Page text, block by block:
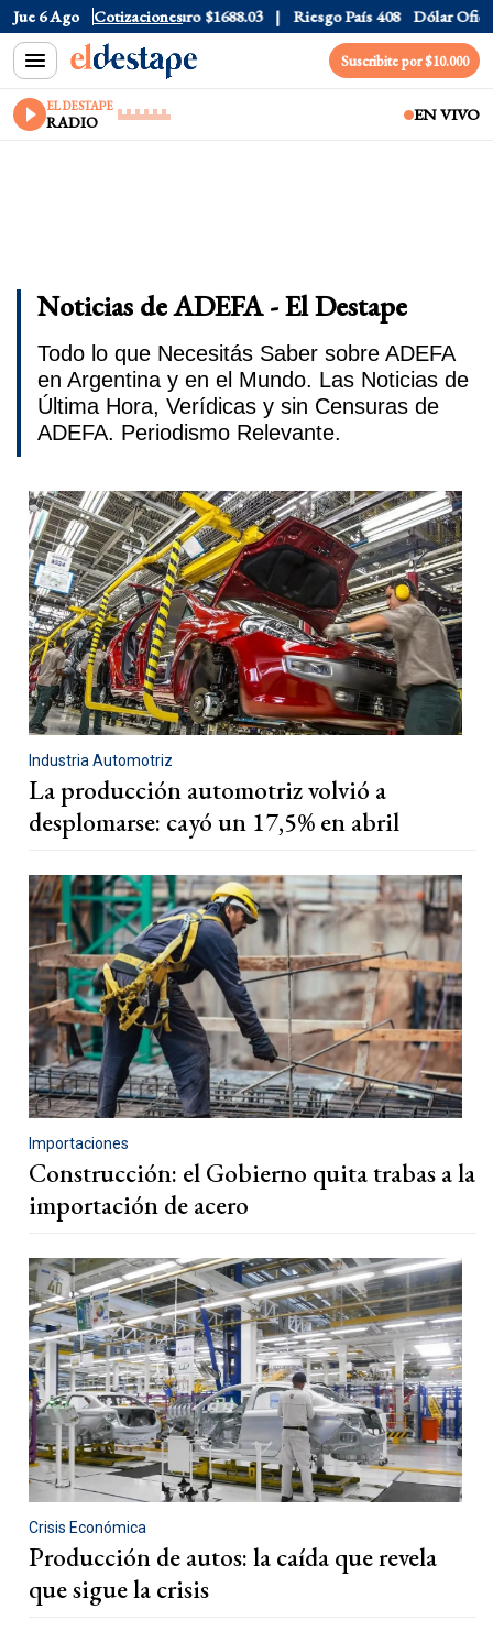
Jue 6 Ago Cotizaciones
CCL $1577.3 Euro $1688.03 Riesgo País 408 Dólar Oficial
Suscribite por $10.000
EL DESTAPE
RADIO EN VIVO
Noticias de ADEFA - El Destape
Todo lo que Necesitás Saber sobre ADEFA
en Argentina y en el Mundo. Las Noticias de
Última Hora, Verídicas y sin Censuras de
ADEFA. Periodismo Relevante.
Industria Automotriz
La producción automotriz volvió a
desplomarse: cayó un 17,5% en abril
Importaciones
Construcción: el Gobierno quita trabas a la
importación de acero
Crisis Económica
Producción de autos: la caída que revela
que sigue la crisis